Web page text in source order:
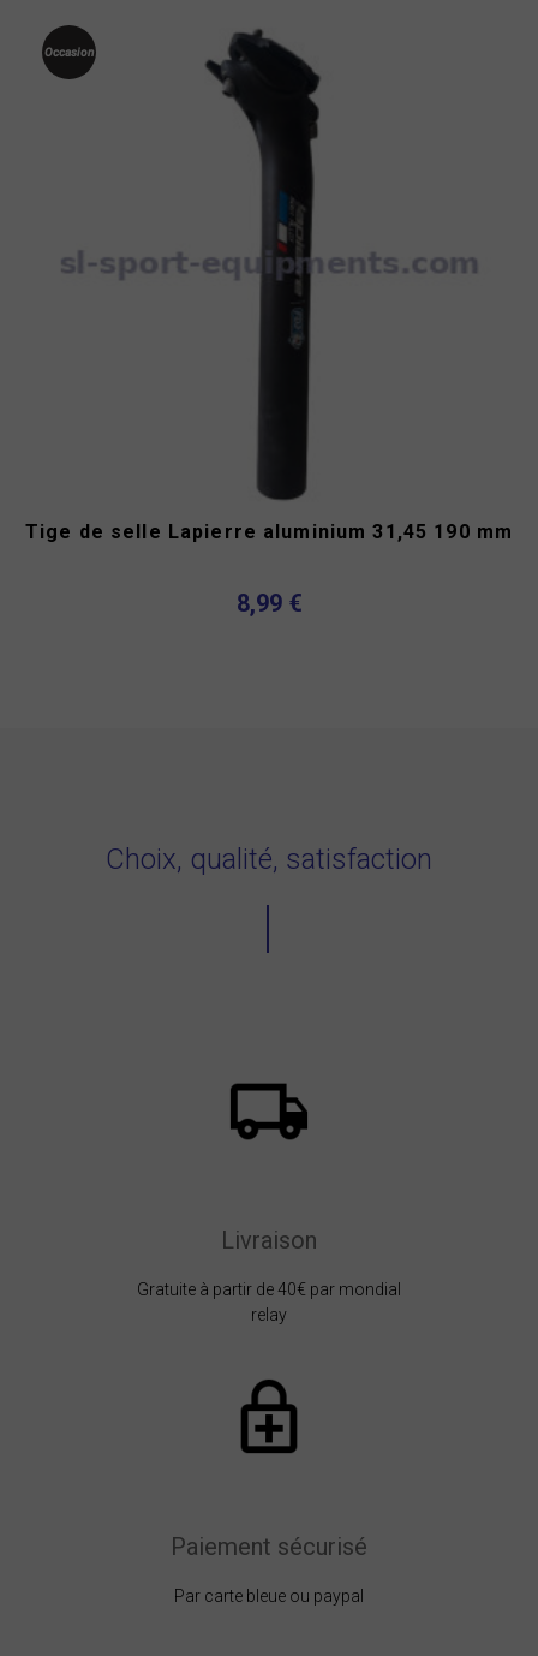
Occasion
Tige de selle Lapierre aluminium 31,45 190 mm
8,99 €
Choix, qualité, satisfaction
Livraison
Gratuite à partir de 40€ par mondial
relay
Paiement sécurisé
Par carte bleue ou paypal